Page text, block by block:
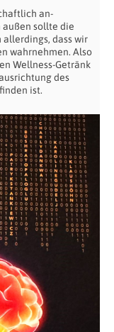
an-
außen sollte die
allerdings, dass wir
wahrnehmen. Also
Wellness-Getränk
des
ist.